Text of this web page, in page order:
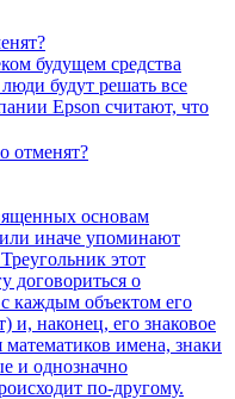
будущем средства
будут решать все
Epson считают, что
основам
иначе упоминают
этот
договориться о
каждым объектом его
и, наконец, его знаковое
имена, знаки
и однозначно
по-другому.